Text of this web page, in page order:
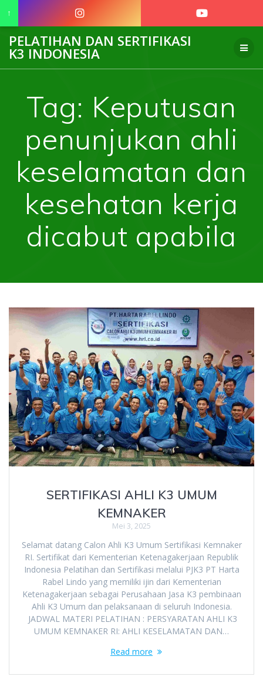
to
PELATIHAN DAN SERTIFIKASI
K3 INDONESIA
Tag: Keputusan
penunjukan ahli
keselamatan dan
kesehatan kerja
dicabut apabila
SERTIFIKASI AHLI K3 UMUM
KEMNAKER
Mei 3, 2025
Selamat datang Calon Ahli K3 Umum Sertifikasi Kemnaker
RI. Sertifikat dari Kementerian Ketenagakerjaan Republik
Indonesia Pelatihan dan Sertifikasi melalui PJK3 PT Harta
Rabel Lindo yang memiliki ijin dari Kementerian
Ketenagakerjaan sebagai Perusahaan Jasa K3 pembinaan
Ahli K3 Umum dan pelaksanaan di seluruh Indonesia.
JADWAL MATERI PELATIHAN : PERSYARATAN AHLI K3
UMUM KEMNAKER RI: AHLI KESELAMATAN DAN…
Read more
↑